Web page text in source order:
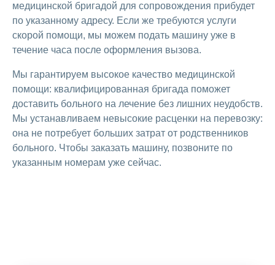
медицинской бригадой для сопровождения прибудет
по указанному адресу. Если же требуются услуги
скорой помощи, мы можем подать машину уже в
течение часа после оформления вызова.
Мы гарантируем высокое качество медицинской
помощи: квалифицированная бригада поможет
доставить больного на лечение без лишних неудобств.
Мы устанавливаем невысокие расценки на перевозку:
она не потребует больших затрат от родственников
больного. Чтобы заказать машину, позвоните по
указанным номерам уже сейчас.